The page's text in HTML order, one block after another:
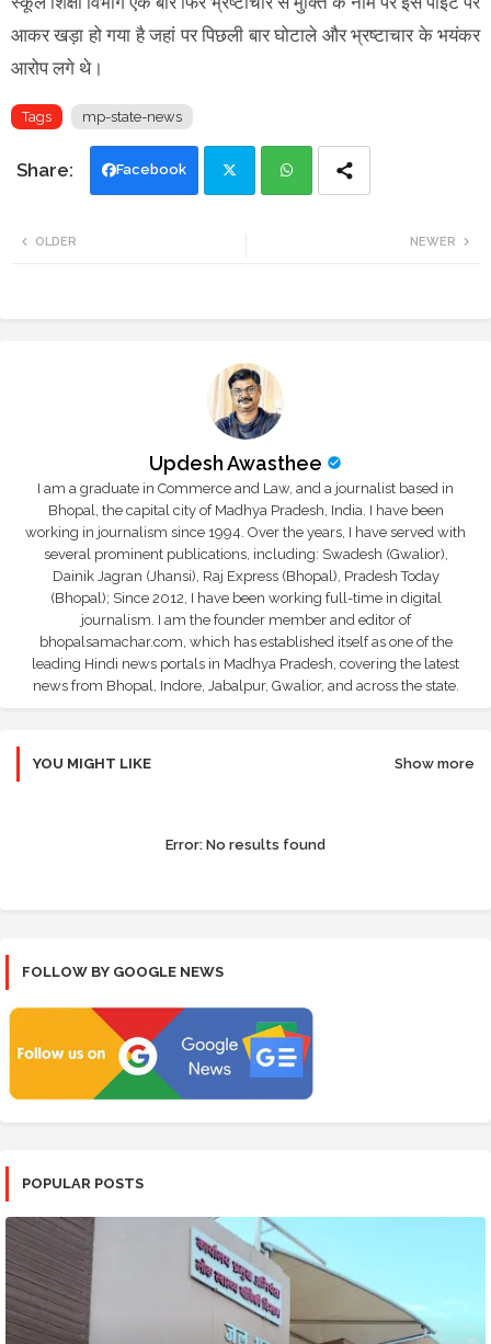
आकर खड़ा हो गया है जहां पर पिछली बार घोटाले और भ्रष्टाचार के भयंकर
आरोप लगे थे।
Tags mp-state-news
Facebook
NEWER
OLDER
Updesh Awasthee
I am a graduate in Commerce and Law, and a journalist based in
Bhopal, the capital city of Madhya Pradesh, India. I have been
working in journalism since 1994. Over the years, I have served with
several prominent publications, including: Swadesh (Gwalior),
Dainik Jagran (Jhansi), Raj Express (Bhopal), Pradesh Today
(Bhopal); Since 2012, I have been working full-time in digital
journalism. I am the founder member and editor of
bhopalsamachar.com, which has established itself as one of the
leading Hindi news portals in Madhya Pradesh, covering the latest
news from Bhopal, Indore, Jabalpur, Gwalior, and across the state.
YOU MIGHT LIKE Show more
Error: No results found
FOLLOW BY GOOGLE NEWS
POPULAR POSTS